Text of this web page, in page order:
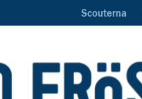
Scouterna